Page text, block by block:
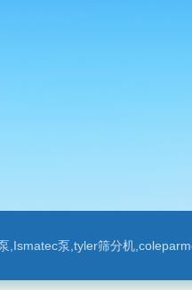
泵,tyler筛分机,coleparmer,注射